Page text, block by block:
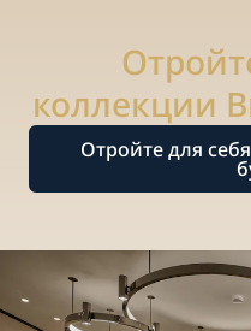
коллекции
Отройте для